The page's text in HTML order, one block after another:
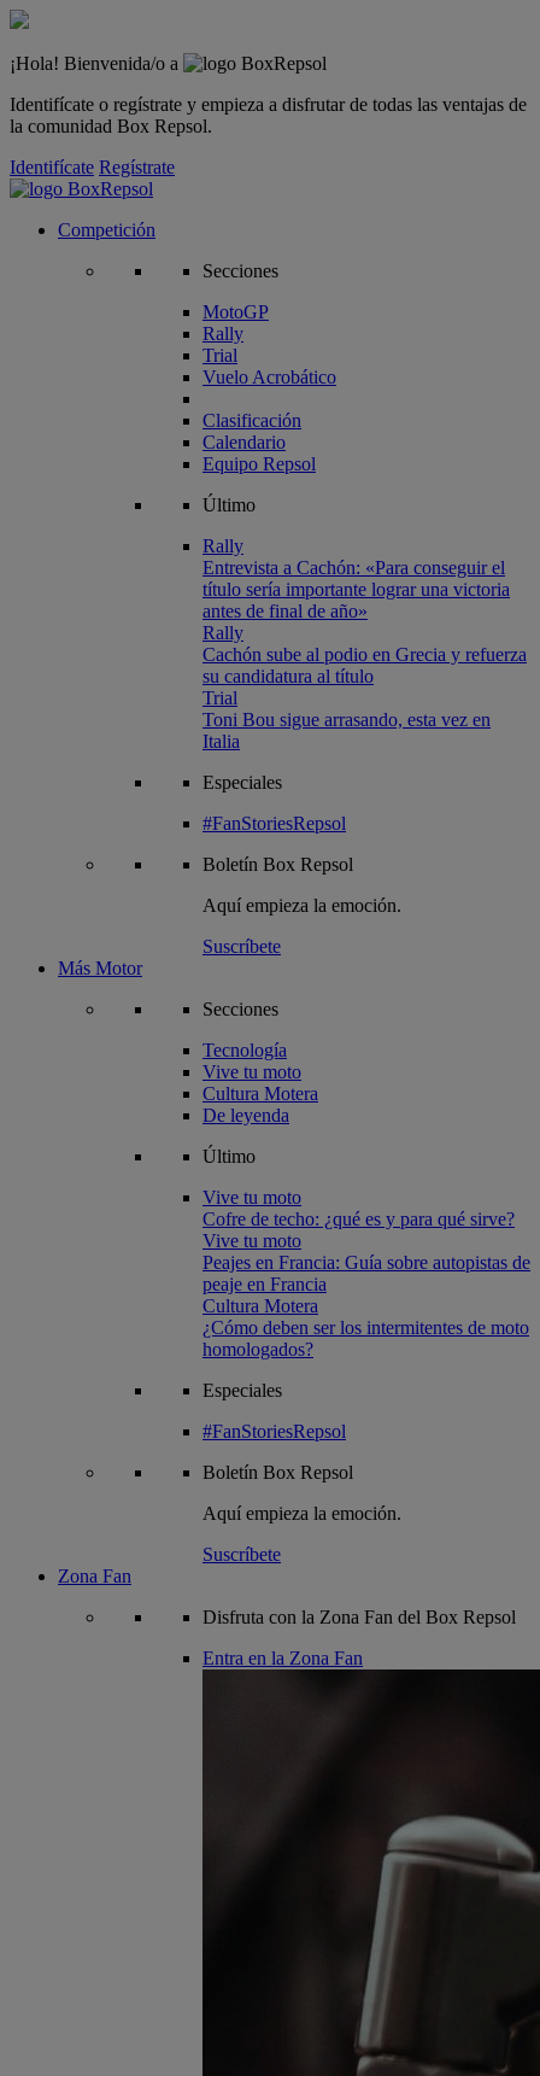
¡Hola! Bienvenida/o a
Identifícate o regístrate y empieza a disfrutar de todas las ventajas de
la comunidad Box Repsol.
Identifícate Regístrate
Competición
Secciones
MotoGP
Rally
Trial
Vuelo Acrobático
Clasificación
Calendario
Equipo Repsol
Último
Rally
Entrevista a Cachón: «Para conseguir el
título sería importante lograr una victoria
antes de final de año»
Rally
Cachón sube al podio en Grecia y refuerza
su candidatura al título
Trial
Toni Bou sigue arrasando, esta vez en
Italia
Especiales
#FanStoriesRepsol
Boletín Box Repsol
Aquí empieza la emoción.
Suscríbete
Más Motor
Secciones
Tecnología
Vive tu moto
Cultura Motera
De leyenda
Último
Vive tu moto
Cofre de techo: ¿qué es y para qué sirve?
Vive tu moto
Peajes en Francia: Guía sobre autopistas de
peaje en Francia
Cultura Motera
¿Cómo deben ser los intermitentes de moto
homologados?
Especiales
#FanStoriesRepsol
Boletín Box Repsol
Aquí empieza la emoción.
Suscríbete
Zona Fan
Disfruta con la Zona Fan del Box Repsol
Entra en la Zona Fan